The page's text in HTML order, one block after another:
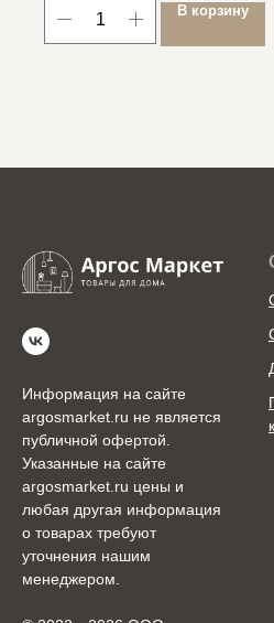
В корзину
Информация на сайте
argosmarket.ru не является
публичной офертой.
Указанные на сайте
argosmarket.ru цены и
любая другая информация
о товарах требуют
уточнения нашим
менеджером.